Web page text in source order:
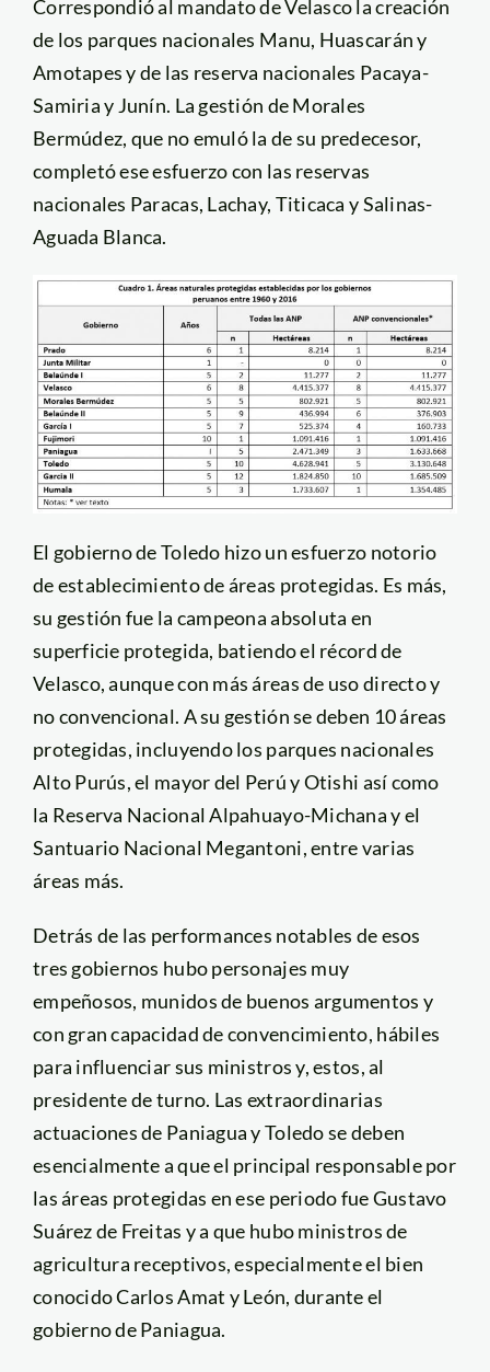
Correspondió al mandato de Velasco la creación
de los parques nacionales Manu, Huascarán y
Amotapes y de las reserva nacionales Pacaya-
Samiria y Junín. La gestión de Morales
Bermúdez, que no emuló la de su predecesor,
completó ese esfuerzo con las reservas
nacionales Paracas, Lachay, Titicaca y Salinas-
Aguada Blanca.
El gobierno de Toledo hizo un esfuerzo notorio
de establecimiento de áreas protegidas. Es más,
su gestión fue la campeona absoluta en
superficie protegida, batiendo el récord de
Velasco, aunque con más áreas de uso directo y
no convencional. A su gestión se deben 10 áreas
protegidas, incluyendo los parques nacionales
Alto Purús, el mayor del Perú y Otishi así como
la Reserva Nacional Alpahuayo-Michana y el
Santuario Nacional Megantoni, entre varias
áreas más.
Detrás de las performances notables de esos
tres gobiernos hubo personajes muy
empeñosos, munidos de buenos argumentos y
con gran capacidad de convencimiento, hábiles
para influenciar sus ministros y, estos, al
presidente de turno. Las extraordinarias
actuaciones de Paniagua y Toledo se deben
esencialmente a que el principal responsable por
las áreas protegidas en ese periodo fue Gustavo
Suárez de Freitas y a que hubo ministros de
agricultura receptivos, especialmente el bien
conocido Carlos Amat y León, durante el
gobierno de Paniagua.